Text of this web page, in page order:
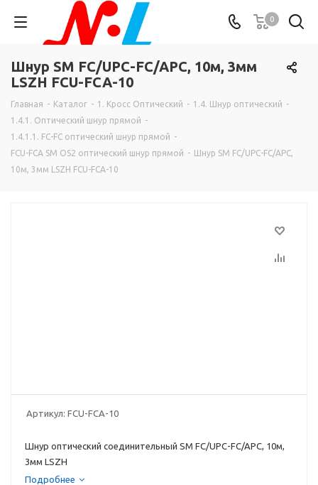
0
Шнур SM FC/UPC-FC/APC, 10м, 3мм
LSZH FCU-FCA-10
Главная - Каталог - 1. Кросс Оптический - 1.4. Шнур оптический -
1.4.1. Оптический шнур прямой -
1.4.1.1. FC-FC оптический шнур прямой -
FCU-FCA SM OS2 оптический шнур прямой - Шнур SM FC/UPC-FC/APC,
10м, 3мм LSZH FCU-FCA-10
Артикул: FCU-FCA-10
Шнур оптический соединительный SM FC/UPC-FC/APC, 10м,
3мм LSZH
Подробнее